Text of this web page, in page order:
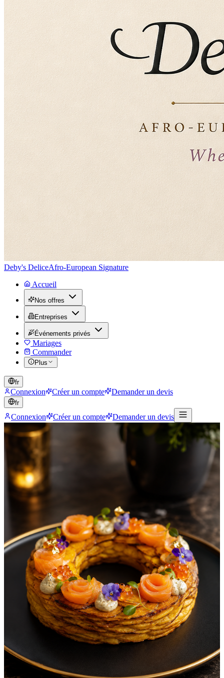
Deby's DeliceAfro-European Signature
Accueil
Nos offres
Entreprises
Événements privés
Mariages
Commander
Plus
fr
Connexion Créer un compte Demander un devis
fr
Connexion Créer un compte Demander un devis